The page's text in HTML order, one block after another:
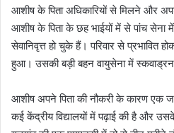
आशीष के पिता अधिकारियों से मिलने
आशीष के पिता के छह भाईयों में से पांच सेना
सेवानिवृत्त हो चुके हैं। परिवार से प्रभावित
हुआ। उसकी बड़ी बहन वायुसेना में
आशीष अपने पिता की नौकरी के कारण एक
कई केंद्रीय विद्यालयों में पढ़ाई की है और